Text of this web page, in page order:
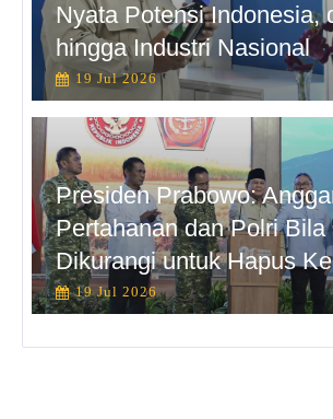
Nyata Potensi Indonesia,
hingga Industri Nasional
19 Jul 2026
Presiden Prabowo:
Pertahanan dan Polri Bila
Dikurangi untuk Hapus
19 Jul 2026